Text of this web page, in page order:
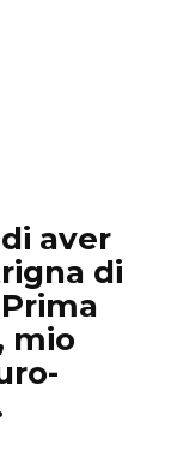
aver
di
mio